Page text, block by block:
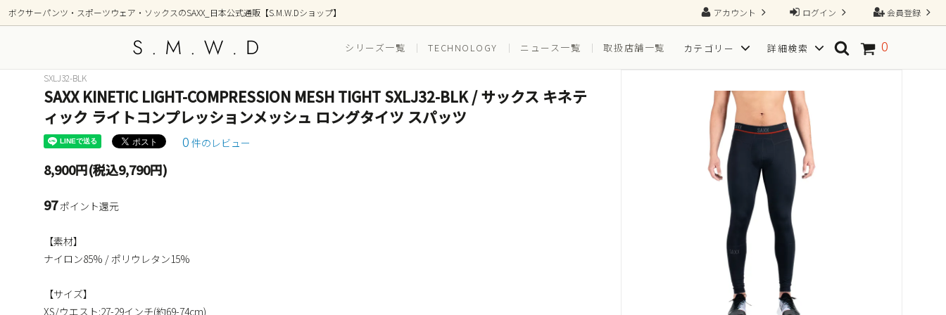
会員登録
ログイン
アカウント
ボクサーパンツ・スポーツウェア・ソックスのSAXX_日本公式通販【S.M.W.Dショップ】
シリーズ一覧 TECHNOLOGY ニュース一覧 取扱店舗一覧 カテゴリー
アンダーウェア ボトムス ソックス
詳細検索
新着商品 EVERYDAY(普段穿き) SPORT(スポーツ向き)
OUTDOOR(アウトドア) TGRAINING（トレーニング）
部屋着(ラウンジ / 寝間着） Tシャツ
サイズから探す
一枚で、すべてが整う2N1ショーツ
ポーチ形状別
0
SXLJ32-BLK
SAXX KINETIC LIGHT-COMPRESSION MESH TIGHT SXLJ32-BLK / サックス キネテ
ィック ライトコンプレッションメッシュ ロングタイツ スパッツ
0 件のレビュー
8,900円(税込9,790円)
97ポイント還元
【素材】
ナイロン85% / ポリウレタン15%
【サイズ】
XS/ウエスト:27-29インチ(約69-74cm)